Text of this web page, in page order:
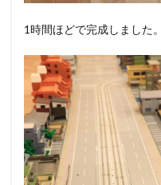
1時間ほどで完成しました。